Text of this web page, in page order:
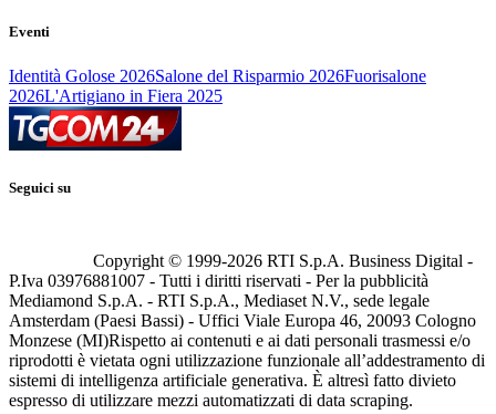
Eventi
Identità Golose 2026Salone del Risparmio 2026Fuorisalone
2026L'Artigiano in Fiera 2025
Seguici su
Copyright © 1999-2026 RTI S.p.A. Business Digital -
P.Iva 03976881007 - Tutti i diritti riservati - Per la pubblicità
Mediamond S.p.A. - RTI S.p.A., Mediaset N.V., sede legale
Amsterdam (Paesi Bassi) - Uffici Viale Europa 46, 20093 Cologno
Monzese (MI)Rispetto ai contenuti e ai dati personali trasmessi e/o
riprodotti è vietata ogni utilizzazione funzionale all’addestramento di
sistemi di intelligenza artificiale generativa. È altresì fatto divieto
espresso di utilizzare mezzi automatizzati di data scraping.